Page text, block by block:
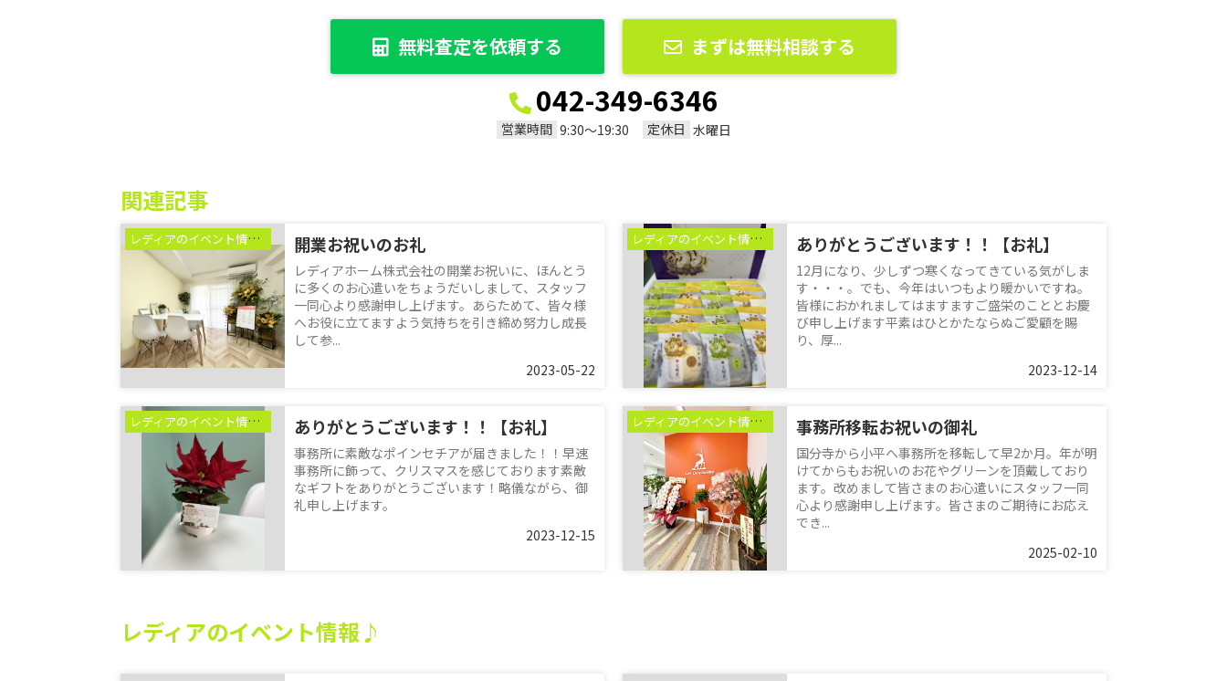
無料査定を依頼する まずは無料相談する
042-349-6346
営業時間 9:30〜19:30 定休日 水曜日
関連記事
レディアのイベント情報♪ 開業お祝いのお礼
レディアホーム株式会社の開業お祝いに、ほんとう
に多くのお心遣いをちょうだいしまして、スタッフ
一同心より感謝申し上げます。あらためて、皆々様
へお役に立てますよう気持ちを引き締め努力し成長
して参...
2023-05-22
レディアのイベント情報♪ ありがとうございます！！【お礼】
12月になり、少しずつ寒くなってきている気がしま
す・・・。でも、今年はいつもより暖かいですね。
皆様におかれましてはますますご盛栄のこととお慶
び申し上げます平素はひとかたならぬご愛顧を賜
り、厚...
2023-12-14
レディアのイベント情報♪ ありがとうございます！！【お礼】
事務所に素敵なポインセチアが届きました！！早速
事務所に飾って、クリスマスを感じております素敵
なギフトをありがとうございます！略儀ながら、御
礼申し上げます。
2023-12-15
レディアのイベント情報♪ 事務所移転お祝いの御礼
国分寺から小平へ事務所を移転して早2か月。年が明
けてからもお祝いのお花やグリーンを頂戴しており
ます。改めまして皆さまのお心遣いにスタッフ一同
心より感謝申し上げます。皆さまのご期待にお応え
でき...
2025-02-10
レディアのイベント情報♪